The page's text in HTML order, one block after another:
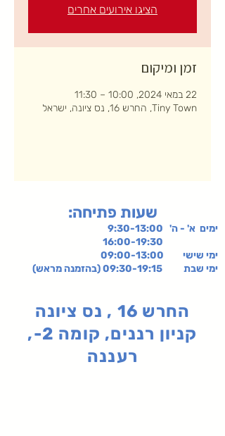
הציגו אירועים אחרים
זמן ומיקום
22 במאי 2024, 10:00 – 11:30
Tiny Town, החרש 16, נס ציונה, ישראל
:שעות פתיחה
ימים א' - ה' 9:30-13:00
ימי שישי 09:00-13:00
ימי שבת 09:30-19:15 (בהזמנה מראש)
החרש 16 , נס ציונה
קניון רננים, קומה 2-,
רעננה